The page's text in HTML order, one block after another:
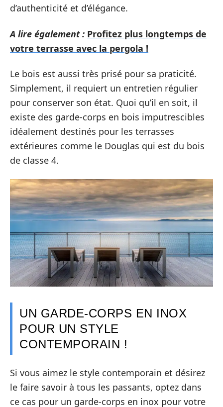
d’authenticité et d’élégance.
A lire également : Profitez plus longtemps de
votre terrasse avec la pergola !
Le bois est aussi très prisé pour sa praticité.
Simplement, il requiert un entretien régulier
pour conserver son état. Quoi qu’il en soit, il
existe des garde-corps en bois imputrescibles
idéalement destinés pour les terrasses
extérieures comme le Douglas qui est du bois
de classe 4.
UN GARDE-CORPS EN INOX
POUR UN STYLE
CONTEMPORAIN !
Si vous aimez le style contemporain et désirez
le faire savoir à tous les passants, optez dans
ce cas pour un garde-corps en inox pour votre